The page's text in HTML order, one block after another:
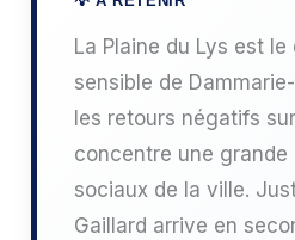
La Plaine du Lys est
sensible de
les retours négatifs
concentre une grande
sociaux de la ville.
Gaillard arrive en